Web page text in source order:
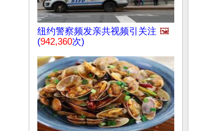
纽约警察频发亲共视频引关注 🖼️
(942,360次)